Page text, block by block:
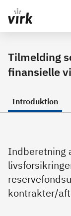
Gå direkte til indhold
Tilmelding
finansielle
Introduktion
Indberetning
kontrakter/